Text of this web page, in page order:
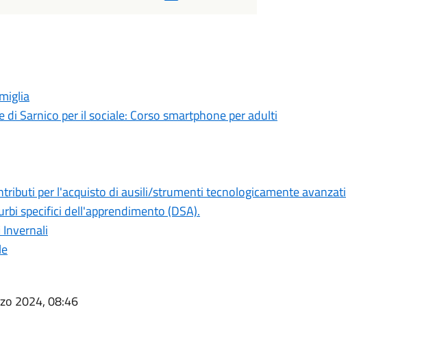
Sarnico per il sociale: Corso smartphone per adulti
per l'acquisto di ausili/strumenti tecnologicamente avanzati
specifici dell'apprendimento (DSA).
Invernali
2024, 08:46